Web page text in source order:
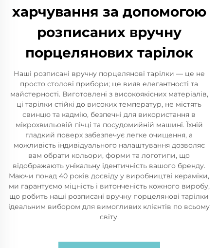
харчування за допомогою
розписаних вручну
порцелянових тарілок
Наші розписані вручну порцелянові тарілки — це не
просто столові прибори; це вияв елегантності та
майстерності. Виготовлені з високоякісних матеріалів,
ці тарілки стійкі до високих температур, не містять
свинцю та кадмію, безпечні для використання в
мікрохвильовій пічці та посудомийній машині. Їхній
гладкий поверх забезпечує легке очищення, а
можливість індивідуального налаштування дозволяє
вам обрати кольори, форми та логотипи, що
відображають унікальну ідентичність вашого бренду.
Маючи понад 40 років досвіду у виробництві кераміки,
ми гарантуємо міцність і витонченість кожного виробу,
що робить наші розписані вручну порцелянові тарілки
ідеальним вибором для вимогливих клієнтів по всьому
світу.